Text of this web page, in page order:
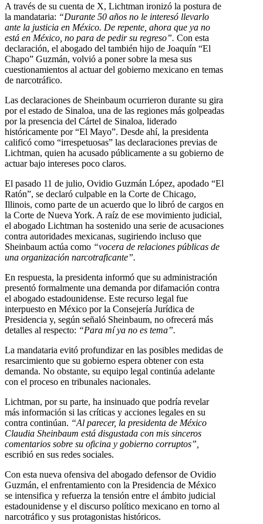
A través de su cuenta de X, Lichtman ironizó la postura de
la mandataria: “Durante 50 años no le interesó llevarlo
ante la justicia en México. De repente, ahora que ya no
está en México, no para de pedir su regreso”. Con esta
declaración, el abogado del también hijo de Joaquín “El
Chapo” Guzmán, volvió a poner sobre la mesa sus
cuestionamientos al actuar del gobierno mexicano en temas
de narcotráfico.
Las declaraciones de Sheinbaum ocurrieron durante su gira
por el estado de Sinaloa, una de las regiones más golpeadas
por la presencia del Cártel de Sinaloa, liderado
históricamente por “El Mayo”. Desde ahí, la presidenta
calificó como “irrespetuosas” las declaraciones previas de
Lichtman, quien ha acusado públicamente a su gobierno de
actuar bajo intereses poco claros.
El pasado 11 de julio, Ovidio Guzmán López, apodado “El
Ratón”, se declaró culpable en la Corte de Chicago,
Illinois, como parte de un acuerdo que lo libró de cargos en
la Corte de Nueva York. A raíz de ese movimiento judicial,
el abogado Lichtman ha sostenido una serie de acusaciones
contra autoridades mexicanas, sugiriendo incluso que
Sheinbaum actúa como “vocera de relaciones públicas de
una organización narcotraficante”.
En respuesta, la presidenta informó que su administración
presentó formalmente una demanda por difamación contra
el abogado estadounidense. Este recurso legal fue
interpuesto en México por la Consejería Jurídica de
Presidencia y, según señaló Sheinbaum, no ofrecerá más
detalles al respecto: “Para mí ya no es tema”.
La mandataria evitó profundizar en las posibles medidas de
resarcimiento que su gobierno espera obtener con esta
demanda. No obstante, su equipo legal continúa adelante
con el proceso en tribunales nacionales.
Lichtman, por su parte, ha insinuado que podría revelar
más información si las críticas y acciones legales en su
contra continúan. “Al parecer, la presidenta de México
Claudia Sheinbaum está disgustada con mis sinceros
comentarios sobre su oficina y gobierno corruptos”,
escribió en sus redes sociales.
Con esta nueva ofensiva del abogado defensor de Ovidio
Guzmán, el enfrentamiento con la Presidencia de México
se intensifica y refuerza la tensión entre el ámbito judicial
estadounidense y el discurso político mexicano en torno al
narcotráfico y sus protagonistas históricos.